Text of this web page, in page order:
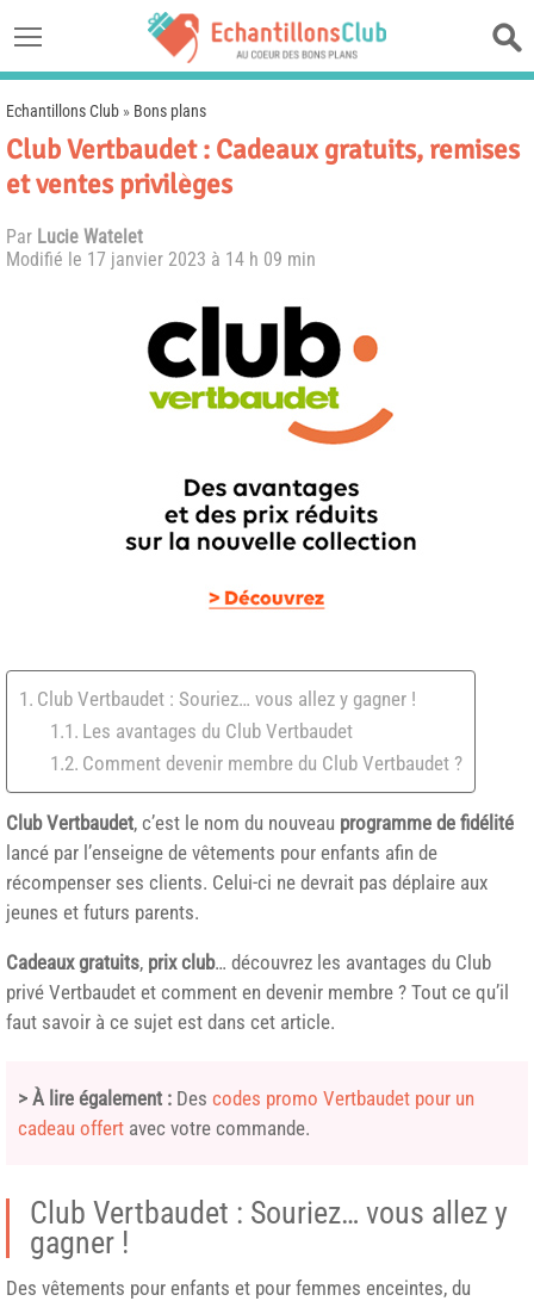
Echantillons Club » Bons plans
Club Vertbaudet : Cadeaux gratuits, remises
et ventes privilèges
Par Lucie Watelet
Modifié le 17 janvier 2023 à 14 h 09 min
Club Vertbaudet : Souriez… vous allez y gagner !
Les avantages du Club Vertbaudet
Comment devenir membre du Club Vertbaudet ?
Club Vertbaudet, c’est le nom du nouveau programme de fidélité
lancé par l’enseigne de vêtements pour enfants afin de
récompenser ses clients. Celui-ci ne devrait pas déplaire aux
jeunes et futurs parents.
Cadeaux gratuits, prix club… découvrez les avantages du Club
privé Vertbaudet et comment en devenir membre ? Tout ce qu’il
faut savoir à ce sujet est dans cet article.
> À lire également : Des codes promo Vertbaudet pour un
cadeau offert avec votre commande.
Club Vertbaudet : Souriez… vous allez y
gagner !
Des vêtements pour enfants et pour femmes enceintes, du